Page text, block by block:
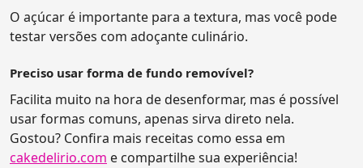
O açúcar é importante para a textura, mas você pode
testar versões com adoçante culinário.
Preciso usar forma de fundo removível?
Facilita muito na hora de desenformar, mas é possível
usar formas comuns, apenas sirva direto nela.
Gostou? Confira mais receitas como essa em
cakedelirio.com e compartilhe sua experiência!